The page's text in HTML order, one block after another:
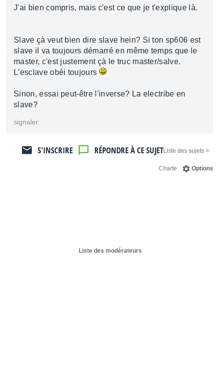
J'ai bien compris, mais c'est ce que je t'explique là.
Slave çà veut bien dire slave hein? Si ton sp606 est
slave il va toujours démarré en même temps que le
master, c'est justement çà le truc master/salve.
L'esclave obéi toujours
Sinon, essai peut-être l'inverse? La electribe en
slave?
signaler
< Liste des sujets
RÉPONDRE À CE SUJET
S'INSCRIRE
Options
Charte
Liste des modérateurs